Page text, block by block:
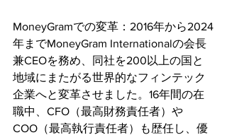
MoneyGramでの変革：2016年から2024
年までMoneyGram Internationalの会長
兼CEOを務め、同社を200以上の国と
地域にまたがる世界的なフィンテック
企業へと変革させました。16年間の在
職中、CFO（最高財務責任者）や
COO（最高執行責任者）も歴任し、優